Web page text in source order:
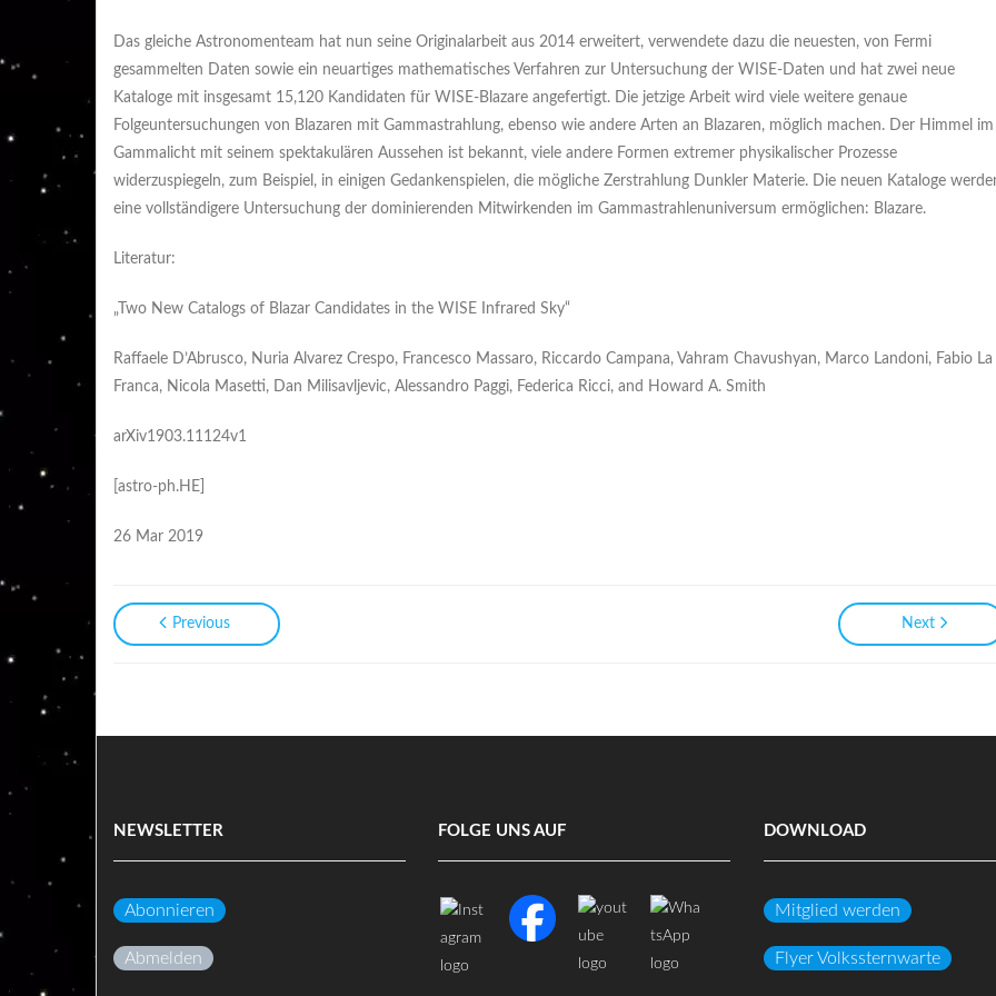
Das gleiche Astronomenteam hat nun seine Originalarbeit aus 2014 erweitert, verwendete dazu die neuesten, von Fermi
gesammelten Daten sowie ein neuartiges mathematisches Verfahren zur Untersuchung der WISE-Daten und hat zwei neue
Kataloge mit insgesamt 15,120 Kandidaten für WISE-Blazare angefertigt. Die jetzige Arbeit wird viele weitere genaue
Folgeuntersuchungen von Blazaren mit Gammastrahlung, ebenso wie andere Arten an Blazaren, möglich machen. Der Himmel im
Gammalicht mit seinem spektakulären Aussehen ist bekannt, viele andere Formen extremer physikalischer Prozesse
widerzuspiegeln, zum Beispiel, in einigen Gedankenspielen, die mögliche Zerstrahlung Dunkler Materie. Die neuen Kataloge
eine vollständigere Untersuchung der dominierenden Mitwirkenden im Gammastrahlenuniversum ermöglichen: Blazare.
Literatur:
„Two New Catalogs of Blazar Candidates in the WISE Infrared Sky“
Raffaele D’Abrusco, Nuria Alvarez Crespo, Francesco Massaro, Riccardo Campana, Vahram Chavushyan, Marco Landoni, Fabio La
Franca, Nicola Masetti, Dan Milisavljevic, Alessandro Paggi, Federica Ricci, and Howard A. Smith
arXiv1903.11124v1
[astro-ph.HE]
26 Mar 2019
Previous Next
NEWSLETTER
Abonnieren
Abmelden
FOLGE UNS AUF DOWNLOAD
Mitglied werden
Flyer Volkssternwarte